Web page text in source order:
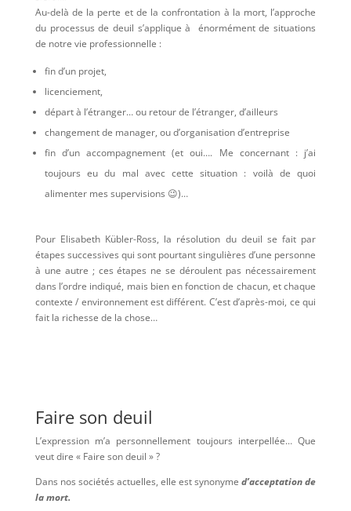
Au-delà de la perte et de la confrontation à la mort, l’approche
du processus de deuil s’applique à énormément de situations
de notre vie professionnelle :
fin d’un projet,
licenciement,
départ à l’étranger… ou retour de l’étranger, d’ailleurs
changement de manager, ou d’organisation d’entreprise
fin d’un accompagnement (et oui…. Me concernant : j’ai
toujours eu du mal avec cette situation : voilà de quoi
alimenter mes supervisions 😉)…
Pour Elisabeth Kübler-Ross, la résolution du deuil se fait par
étapes successives qui sont pourtant singulières d’une personne
à une autre ; ces étapes ne se déroulent pas nécessairement
dans l’ordre indiqué, mais bien en fonction de chacun, et chaque
contexte / environnement est différent. C’est d’après-moi, ce qui
fait la richesse de la chose…
Faire son deuil
L’expression m’a personnellement toujours interpellée… Que
veut dire « Faire son deuil » ?
Dans nos sociétés actuelles, elle est synonymed’acceptation de
la mort.